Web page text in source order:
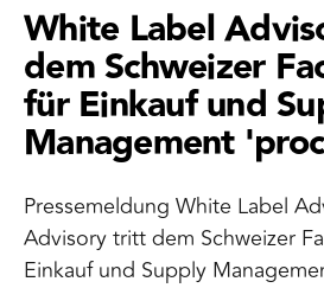
White Label
dem Schweizer
für Einkauf und
Management
Pressemeldung White Label
Advisory tritt dem Schweizer
Einkauf und Supply